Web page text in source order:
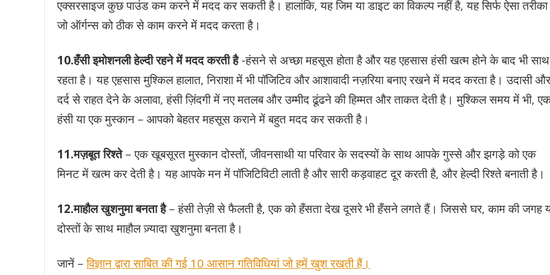
एक्सरसाइज कुछ पाउंड कम करने में मदद कर सकती है। हालांकि, यह जिम या डाइट का विकल्प नहीं है, यह सिर्फ ऐसा
जो ऑर्गन्स को ठीक से काम करने में मदद करता है।
10.हँसी इमोशनली हेल्दी रहने में मदद करती है-हंसने से अच्छा महसूस होता है और यह एहसास हंसी खत्म होने के बाद भी साथ
रहता है। यह एहसास मुश्किल हालात, निराशा में भी पॉजिटिव और आशावादी नज़रिया बनाए रखने में मदद करता है। उदासी और
दर्द से राहत देने के अलावा, हंसी ज़िंदगी में नए मतलब और उम्मीद ढूंढने की हिम्मत और ताकत देती है। मुश्किल समय में भी,
हंसी या एक मुस्कान – आपको बेहतर महसूस कराने में बहुत मदद कर सकती है।
11.मज़बूत रिश्ते– एक खूबसूरत मुस्कान दोस्तों, जीवनसाथी या परिवार के सदस्यों के साथ आपके गुस्से और झगड़े को एक
मिनट में खत्म कर देती है। यह आपके मन में पॉजिटिविटी लाती है और सारी कड़वाहट दूर करती है, और हेल्दी रिश्ते बनाती है।
12.माहौल खुशनुमा बनता है– हंसी तेज़ी से फैलती है, एक को हँसता देख दूसरे भी हँसने लगते हैं। जिससे घर, काम की जगह
दोस्तों के साथ माहौल ज़्यादा खुशनुमा बनता है।
जानें –विज्ञान द्वारा साबित की गई 10 आसान गतिविधियां जो हमें खुश रखती हैं।